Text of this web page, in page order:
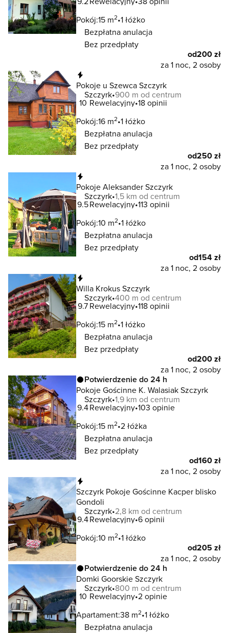
Pokój:15 m2 1 łóżko
Bezpłatna anulacja
Bez przedpłaty
od200 zł
za 1 noc, 2 osoby
Pokoje u Szewca Szczyrk
Szczyrk 900 m od centrum
10 Rewelacyjny 18 opinii
Pokój:16 m2 1 łóżko
Bezpłatna anulacja
Bez przedpłaty
od250 zł
za 1 noc, 2 osoby
Pokoje Aleksander Szczyrk
Szczyrk 1,5 km od centrum
9.5Rewelacyjny 113 opinii
Pokój:10 m2 1 łóżko
Bezpłatna anulacja
Bez przedpłaty
od154 zł
za 1 noc, 2 osoby
Willa Krokus Szczyrk
Szczyrk 400 m od centrum
9.7Rewelacyjny 118 opinii
Pokój:15 m2 1 łóżko
Bezpłatna anulacja
Bez przedpłaty
od200 zł
za 1 noc, 2 osoby
Potwierdzenie do 24 h
Pokoje Gościnne K. Walasiak Szczyrk
Szczyrk 1,9 km od centrum
9.4Rewelacyjny 103 opinie
Pokój:15 m2 2 łóżka
Bezpłatna anulacja
Bez przedpłaty
od160 zł
za 1 noc, 2 osoby
Szczyrk Pokoje Gościnne Kacper blisko
Gondoli
Szczyrk 2,8 km od centrum
9.4Rewelacyjny 6 opinii
Pokój:10 m2 1 łóżko
od205 zł
za 1 noc, 2 osoby
Potwierdzenie do 24 h
Domki Goorskie Szczyrk
Szczyrk 800 m od centrum
10 Rewelacyjny 2 opinie
Apartament:38 m2 1 łóżko
Bezpłatna anulacja